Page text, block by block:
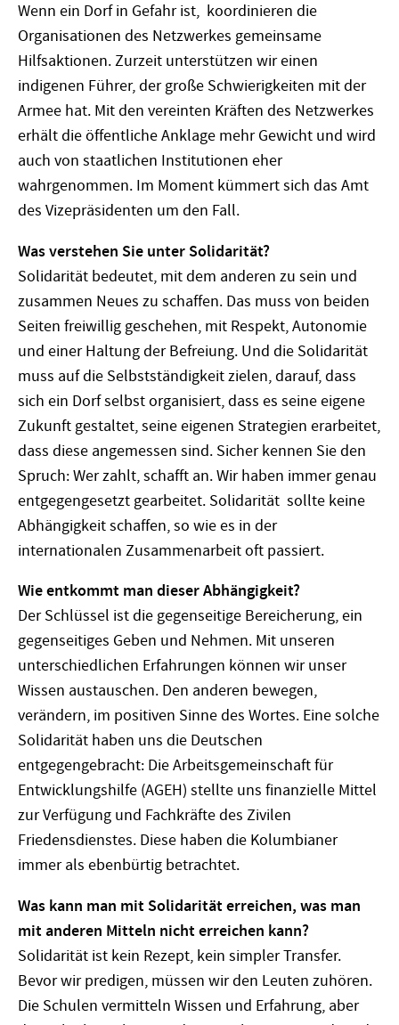
Wenn ein Dorf in Gefahr ist, koordinieren die
Organisationen des Netzwerkes gemeinsame
Hilfsaktionen. Zurzeit unterstützen wir einen
indigenen Führer, der große Schwierigkeiten mit der
Armee hat. Mit den vereinten Kräften des Netzwerkes
erhält die öffentliche Anklage mehr Gewicht und wird
auch von staatlichen Institutionen eher
wahrgenommen. Im Moment kümmert sich das Amt
des Vizepräsidenten um den Fall.
Was verstehen Sie unter Solidarität?
Solidarität bedeutet, mit dem anderen zu sein und
zusammen Neues zu schaffen. Das muss von beiden
Seiten freiwillig geschehen, mit Respekt, Autonomie
und einer Haltung der Befreiung. Und die Solidarität
muss auf die Selbstständigkeit zielen, darauf, dass
sich ein Dorf selbst organisiert, dass es seine eigene
Zukunft gestaltet, seine eigenen Strategien erarbeitet,
dass diese angemessen sind. Sicher kennen Sie den
Spruch: Wer zahlt, schafft an. Wir haben immer genau
entgegengesetzt gearbeitet. Solidarität sollte keine
Abhängigkeit schaffen, so wie es in der
internationalen Zusammenarbeit oft passiert.
Wie entkommt man dieser Abhängigkeit?
Der Schlüssel ist die gegenseitige Bereicherung, ein
gegenseitiges Geben und Nehmen. Mit unseren
unterschiedlichen Erfahrungen können wir unser
Wissen austauschen. Den anderen bewegen,
verändern, im positiven Sinne des Wortes. Eine solche
Solidarität haben uns die Deutschen
entgegengebracht: Die Arbeitsgemeinschaft für
Entwicklungshilfe (AGEH) stellte uns finanzielle Mittel
zur Verfügung und Fachkräfte des Zivilen
Friedensdienstes. Diese haben die Kolumbianer
immer als ebenbürtig betrachtet.
Was kann man mit Solidarität erreichen, was man
mit anderen Mitteln nicht erreichen kann?
Solidarität ist kein Rezept, kein simpler Transfer.
Bevor wir predigen, müssen wir den Leuten zuhören.
Die Schulen vermitteln Wissen und Erfahrung, aber